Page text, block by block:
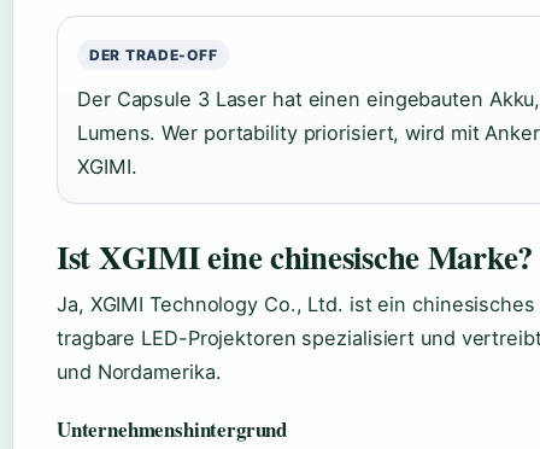
DER TRADE-OFF
Der Capsule 3 Laser hat einen eingebauten
Lumens. Wer portability priorisiert, wird mit
XGIMI.
Ist XGIMI eine chinesische Marke?
Ja, XGIMI Technology Co., Ltd. ist ein
tragbare LED-Projektoren spezialisiert und
und Nordamerika.
Unternehmenshintergrund